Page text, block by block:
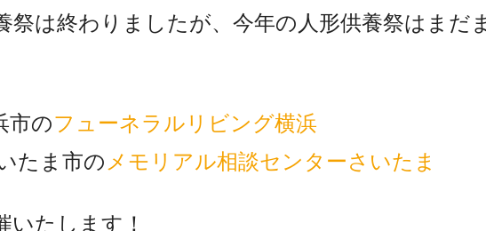
は終わりましたが、今年の人形供養祭はまだ
市のフューネラルリビング横浜
たま市の メモリアル相談センターさいたま
たします！